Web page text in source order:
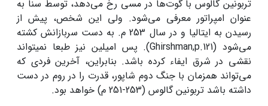
تربونین گالوس با گوت‌ها در مسی رخ می‌دهد، توسط سنا به
عنوان امپراتور معرفی می‌شود. ولی این شخص، پیش از
رسیدن به ایتالیا و در سال 253 م. به دست سربازانش کشته
می‌شود (Ghirshman,p.121). پس امیلین نیز طبعا نمی­تواند
نقشی در شرق ایفاء کرده باشد. بنابراین، آخرین فردی که
می‌تواند همزمان با جنگ دوم شاپور، قدرت را در روم در دست
داشته باشد تربونین گالوس (253-251 م) خواهد بود.